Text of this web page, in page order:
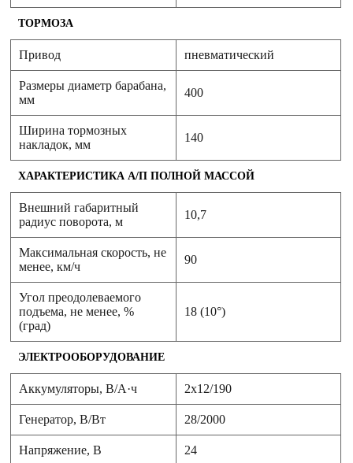
ТОРМОЗА
Привод пневматический
Размеры диаметр барабана,
мм
400
Ширина тормозных
накладок, мм
140
ХАРАКТЕРИСТИКА А/П ПОЛНОЙ МАССОЙ
Внешний габаритный
радиус поворота, м
10,7
Максимальная скорость, не
менее, км/ч
90
Угол преодолеваемого
подъема, не менее, %
(град)
18 (10°)
ЭЛЕКТРООБОРУДОВАНИЕ
Аккумуляторы, В/А·ч 2х12/190
Генератор, В/Вт 28/2000
Напряжение, B 24